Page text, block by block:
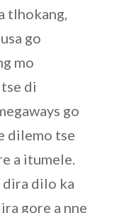
tlhokang,
go
mo
di
go
dilemo tse
a itumele.
dilo ka
gore a nne